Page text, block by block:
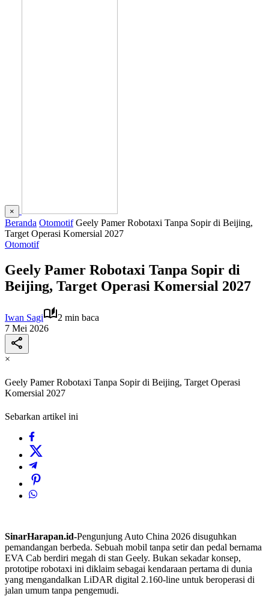
×
Beranda Otomotif Geely Pamer Robotaxi Tanpa Sopir di Beijing,
Target Operasi Komersial 2027
Otomotif
Geely Pamer Robotaxi Tanpa Sopir di
Beijing, Target Operasi Komersial 2027
Iwan Sagi
2 min baca
7 Mei 2026
×
Geely Pamer Robotaxi Tanpa Sopir di Beijing, Target Operasi
Komersial 2027
Sebarkan artikel ini
SinarHarapan.id-Pengunjung Auto China 2026 disuguhkan
pemandangan berbeda. Sebuah mobil tanpa setir dan pedal bernama
EVA Cab berdiri megah di stan Geely. Bukan sekadar konsep,
prototipe robotaxi ini diklaim sebagai kendaraan pertama di dunia
yang mengandalkan LiDAR digital 2.160-line untuk beroperasi di
jalan umum tanpa pengemudi.